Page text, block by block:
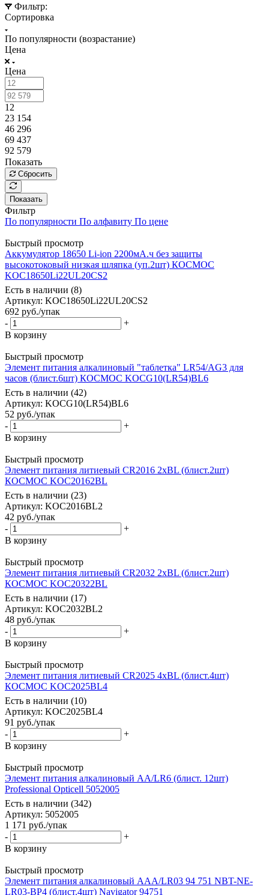
Фильтр:
Сортировка
По популярности (возрастание)
Цена
Цена
12
23 154
46 296
69 437
92 579
Показать
Сбросить
Показать
Фильтр
По популярности По алфавиту По цене
Быстрый просмотр
Аккумулятор 18650 Li-ion 2200мА.ч без защиты
высокотоковый низкая шляпка (уп.2шт) КОСМОС
KOC18650Li22UL20CS2
Есть в наличии (8)
Артикул: KOC18650Li22UL20CS2
692 руб./упак
-
+
В корзину
Быстрый просмотр
Элемент питания алкалиновый "таблетка" LR54/AG3 для
часов (блист.6шт) КОСМОС KOCG10(LR54)BL6
Есть в наличии (42)
Артикул: KOCG10(LR54)BL6
52 руб./упак
-
+
В корзину
Быстрый просмотр
Элемент питания литиевый CR2016 2хBL (блист.2шт)
КОСМОС KOC20162BL
Есть в наличии (23)
Артикул: KOC2016BL2
42 руб./упак
-
+
В корзину
Быстрый просмотр
Элемент питания литиевый CR2032 2хBL (блист.2шт)
КОСМОС KOC20322BL
Есть в наличии (17)
Артикул: KOC2032BL2
48 руб./упак
-
+
В корзину
Быстрый просмотр
Элемент питания литиевый CR2025 4хBL (блист.4шт)
КОСМОС KOC2025BL4
Есть в наличии (10)
Артикул: KOC2025BL4
91 руб./упак
-
+
В корзину
Быстрый просмотр
Элемент питания алкалиновый AA/LR6 (блист. 12шт)
Professional Opticell 5052005
Есть в наличии (342)
Артикул: 5052005
1 171 руб./упак
-
+
В корзину
Быстрый просмотр
Элемент питания алкалиновый AAA/LR03 94 751 NBT-NE-
LR03-BP4 (блист.4шт) Navigator 94751